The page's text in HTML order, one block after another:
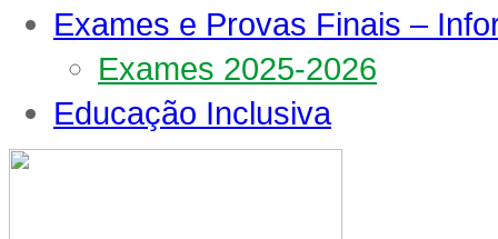
Exames e Provas Finais –
Exames 2025-2026
Educação Inclusiva